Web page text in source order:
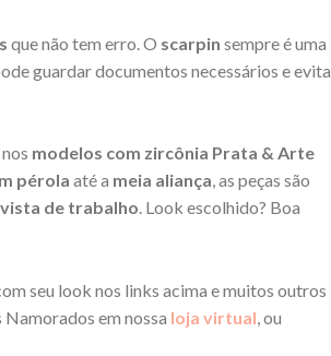
que não tem erro. O scarpin sempre é uma
guardar documentos necessários e evita
modelos com zircônia Prata & Arte
pérola até a meia aliança, as peças são
de trabalho. Look escolhido? Boa
seu look nos links acima e muitos outros
em nossa loja virtual, ou